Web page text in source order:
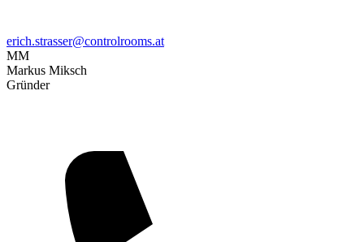
erich.strasser@controlrooms.at
MM
Markus Miksch
Gründer